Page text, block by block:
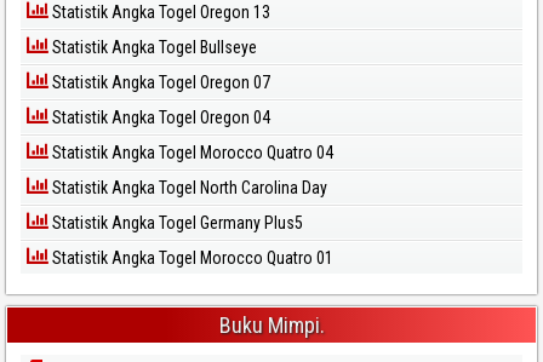
Statistik Angka Togel Oregon 13
Statistik Angka Togel Bullseye
Statistik Angka Togel Oregon 07
Statistik Angka Togel Oregon 04
Statistik Angka Togel Morocco Quatro 04
Statistik Angka Togel North Carolina Day
Statistik Angka Togel Germany Plus5
Statistik Angka Togel Morocco Quatro 01
Buku Mimpi.